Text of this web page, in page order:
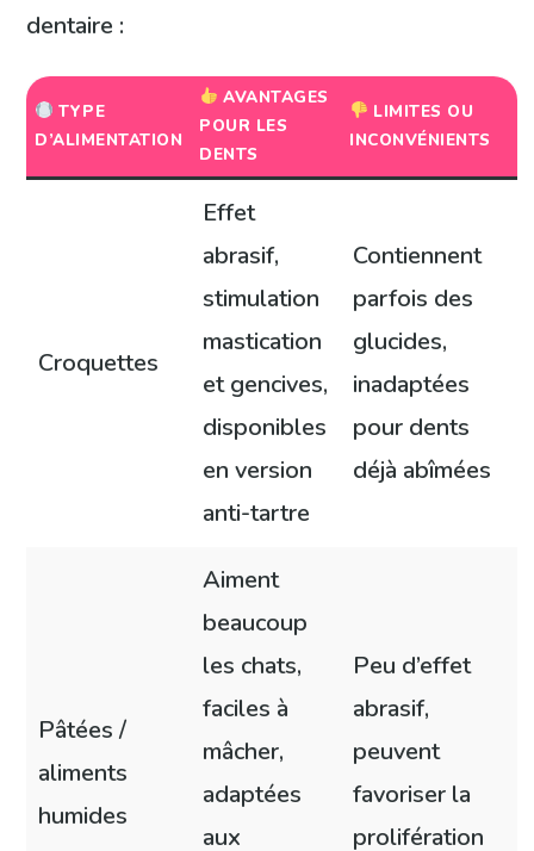
dentaire :
TYPE
D’ALIMENTATION
AVANTAGES
POUR LES
DENTS
LIMITES OU
INCONVÉNIENTS
Croquettes
Effet
abrasif,
stimulation
mastication
et gencives,
disponibles
en version
anti-tartre
Contiennent
parfois des
glucides,
inadaptées
pour dents
déjà abîmées
Pâtées /
aliments
humides
Aiment
beaucoup
les chats,
faciles à
mâcher,
adaptées
aux
Peu d’effet
abrasif,
peuvent
favoriser la
prolifération